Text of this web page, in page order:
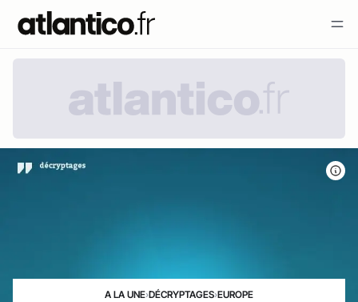
A LA UNE›DÉCRYPTAGES›EUROPE